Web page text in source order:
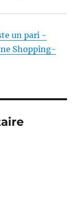
un pari -
Shopping-